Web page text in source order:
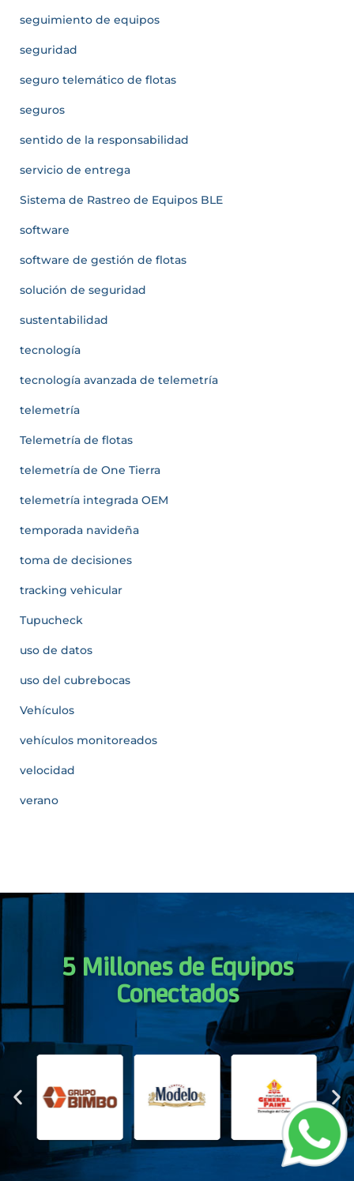
seguimiento de equipos
seguridad
seguro telemático de flotas
seguros
sentido de la responsabilidad
servicio de entrega
Sistema de Rastreo de Equipos BLE
software
software de gestión de flotas
solución de seguridad
sustentabilidad
tecnología
tecnología avanzada de telemetría
telemetría
Telemetría de flotas
telemetría de One Tierra
telemetría integrada OEM
temporada navideña
toma de decisiones
tracking vehicular
Tupucheck
uso de datos
uso del cubrebocas
Vehículos
vehículos monitoreados
velocidad
verano
5 Millones de Equipos
Conectados